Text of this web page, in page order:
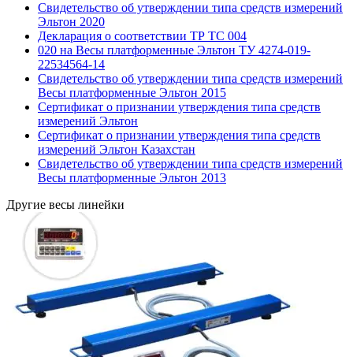
Свидетельство об утверждении типа средств измерений
Эльтон 2020
Декларация о соответствии ТР ТС 004
020 на Весы платформенные Эльтон ТУ 4274-019-
22534564-14
Свидетельство об утверждении типа средств измерений
Весы платформенные Эльтон 2015
Сертификат о признании утверждения типа средств
измерений Эльтон
Сертификат о признании утверждения типа средств
измерений Эльтон Казахстан
Свидетельство об утверждении типа средств измерений
Весы платформенные Эльтон 2013
Другие весы линейки